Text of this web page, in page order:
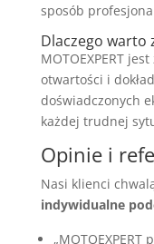
sposób
Dlaczego warto
MOTOEXPERT
otwartości i
doświadczonych
każdej trudnej
Opinie i
Nasi klienci
indywidualne